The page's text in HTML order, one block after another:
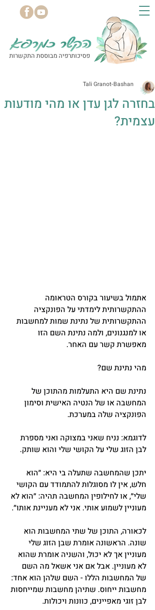
פסיכותרפיה מבוססת התקשרות
בחזרה לגן עדן או מהי מודעות
עצמית?
Tali Granot-Bashan
אתמול בשיעור בקורס הטראומה
ההתקשרותית לימדתי על הפונקציה
ההתקשרותית של נתינת שמות למחשבות
או למנגנונים, ולמה נתינת השם הזו
מאפשרת קשר עם האחר.
מהי נתינת שם?
נתינת שם היא התעלמות מהתוכן של
המחשבה או של הנטיה האישית וסימון
הפונקציה שלה במערכת.
לדוגמא: נניח שאני במצוקה ואני מספרת
לבן הזוג שלי על הקושי שלי והוא שותק.
יתכן שהמחשבה שתעלה בי היא: ״הוא
חלש, אין לו מסוגלות להתמודד עם הקושי
שלי״, או לחילופין המחשבה תהיה: ״הוא לא
מעוניין לשמוע אותי. אני לא מעניינת אותו״.
לכאורה, התוכן של שתי המחשבות הוא
שונה. הראשונה אומרת שבן הזוג שלי
מעוניין אך לא יכול, והשניה אומרת שהוא
לא מעוניין. אבל אם אני אשאל מה השם
של המחשבות הללו - השם שלהן הוא אחד:
מחשבות ייחוס. שתיהן מחשבות שמייחסות
לבן זוגי מאפיינים, כוונות ויכולות.